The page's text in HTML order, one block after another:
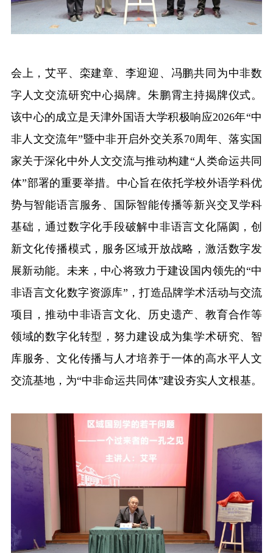
会上，艾平、栾建章、李迎迎、冯鹏共同为中非数
字人文交流研究中心揭牌。朱鹏霄主持揭牌仪式。
该中心的成立是天津外国语大学积极响应2026年“中
非人文交流年”暨中非开启外交关系70周年、落实国
家关于深化中外人文交流与推动构建“人类命运共同
体”部署的重要举措。中心旨在依托学校外语学科优
势与智能语言服务、国际智能传播等新兴交叉学科
基础，通过数字化手段破解中非语言文化隔阂，创
新文化传播模式，服务区域开放战略，激活数字发
展新动能。未来，中心将致力于建设国内领先的“中
非语言文化数字资源库”，打造品牌学术活动与交流
项目，推动中非语言文化、历史遗产、教育合作等
领域的数字化转型，努力建设成为集学术研究、智
库服务、文化传播与人才培养于一体的高水平人文
交流基地，为“中非命运共同体”建设夯实人文根基。